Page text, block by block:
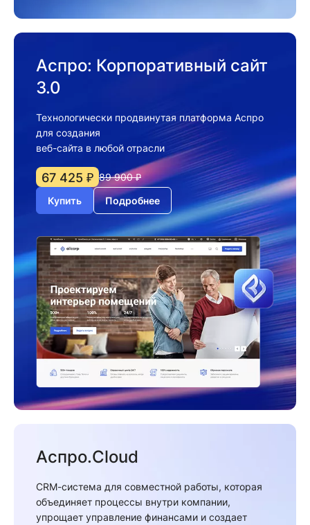
Аспро: Корпоративный сайт
3.0
Технологически продвинутая платформа Аспро
для создания
веб-сайта в любой отрасли
67 425 ₽ 89 900 ₽
Купить
Подробнее
Аспро.Cloud
CRM-система для совместной работы, которая
объединяет процессы внутри компании,
упрощает управление финансами и создает